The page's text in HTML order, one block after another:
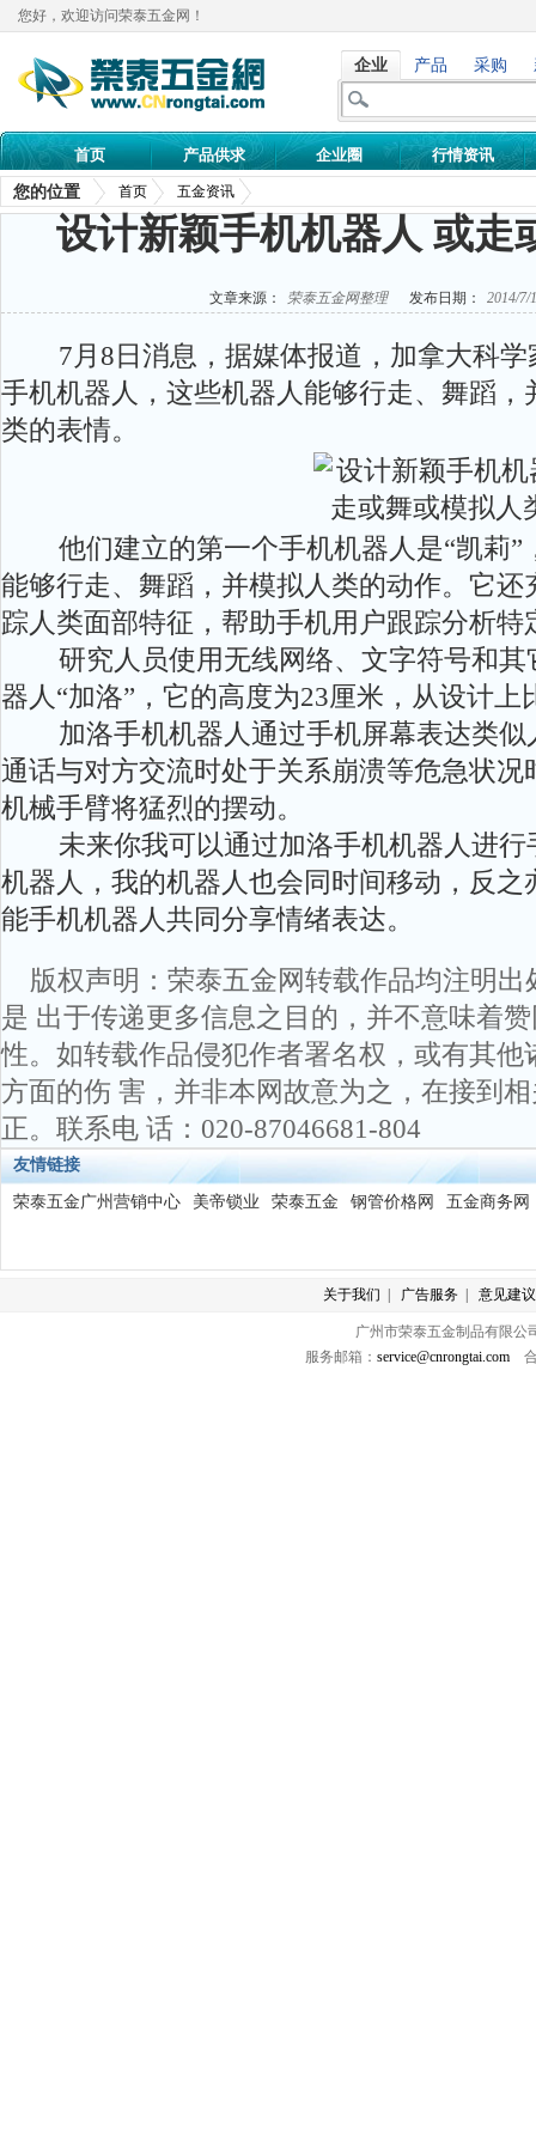
您好，欢迎访问荣泰五金网！
企业 产品 采购
首页 产品供求 企业圈 行情资讯
您的位置 首页 五金资讯
设计新颖手机机器人 或走
文章来源： 荣泰五金网整理 发布日期： 2014/7/
7月8日消息，据媒体报道，加拿大科学
手机机器人，这些机器人能够行走、舞蹈，
类的表情。
他们建立的第一个手机机器人是“凯莉”
能够行走、舞蹈，并模拟人类的动作。它还
踪人类面部特征，帮助手机用户跟踪分析特
研究人员使用无线网络、文字符号和其
器人“加洛”，它的高度为23厘米，从设计上
加洛手机机器人通过手机屏幕表达类似
通话与对方交流时处于关系崩溃等危急状
机械手臂将猛烈的摆动。
未来你我可以通过加洛手机机器人进行
机器人，我的机器人也会同时间移动，反
能手机机器人共同分享情绪表达。
版权声明：荣泰五金网转载作品均注明
是 出于传递更多信息之目的，并不意味着
性。如转载作品侵犯作者署名权，或有其
方面的伤 害，并非本网故意为之，在接到
正。联系电 话：020-87046681-804
友情链接
荣泰五金广州营销中心 美帝锁业 荣泰五金 钢管价格网 五金商务网
关于我们 广告服务 意见建议
广州市荣泰五金制品有限
服务邮箱： service@cnrongtai.com 合